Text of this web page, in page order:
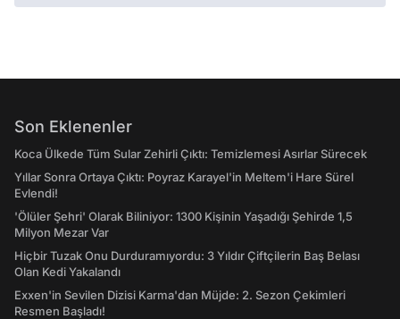
Son Eklenenler
Koca Ülkede Tüm Sular Zehirli Çıktı: Temizlemesi Asırlar Sürecek
Yıllar Sonra Ortaya Çıktı: Poyraz Karayel'in Meltem'i Hare Sürel
Evlendi!
'Ölüler Şehri' Olarak Biliniyor: 1300 Kişinin Yaşadığı Şehirde 1,5
Milyon Mezar Var
Hiçbir Tuzak Onu Durduramıyordu: 3 Yıldır Çiftçilerin Baş Belası
Olan Kedi Yakalandı
Exxen'in Sevilen Dizisi Karma'dan Müjde: 2. Sezon Çekimleri
Resmen Başladı!